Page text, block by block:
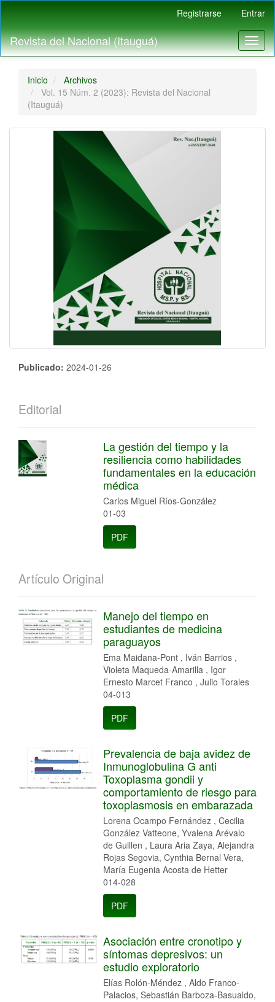
Contenido
principal
Barra
Registrarse Entrar
Revista del Nacional (Itauguá)
Inicio
Archivos
Vol. 15 Núm. 2 (2023): Revista del Nacional
(Itauguá)
Publicado: 2024-01-26
Editorial
La gestión del tiempo y la
resiliencia como habilidades
fundamentales en la educación
médica
Carlos Miguel Ríos-González
01-03
PDF
Artículo Original
Manejo del tiempo en
estudiantes de medicina
paraguayos
Ema Maidana-Pont , Iván Barrios ,
Violeta Maqueda-Amarilla , Igor
Ernesto Marcet Franco , Julio Torales
04-013
PDF
Prevalencia de baja avidez de
Inmunoglobulina G anti
Toxoplasma gondii y
comportamiento de riesgo para
toxoplasmosis en embarazada
Lorena Ocampo Fernández , Cecilia
González Vatteone, Yvalena Arévalo
de Guillen , Laura Aria Zaya, Alejandra
Rojas Segovia, Cynthia Bernal Vera,
María Eugenia Acosta de Hetter
014-028
PDF
Asociación entre cronotipo y
síntomas depresivos: un
estudio exploratorio
Elías Rolón-Méndez , Aldo Franco-
Palacios, Sebastián Barboza-Basualdo,